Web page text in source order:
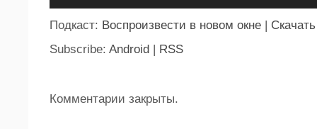
Подкаст: Воспроизвести в новом окне | Скачать
Subscribe: Android | RSS
Комментарии закрыты.